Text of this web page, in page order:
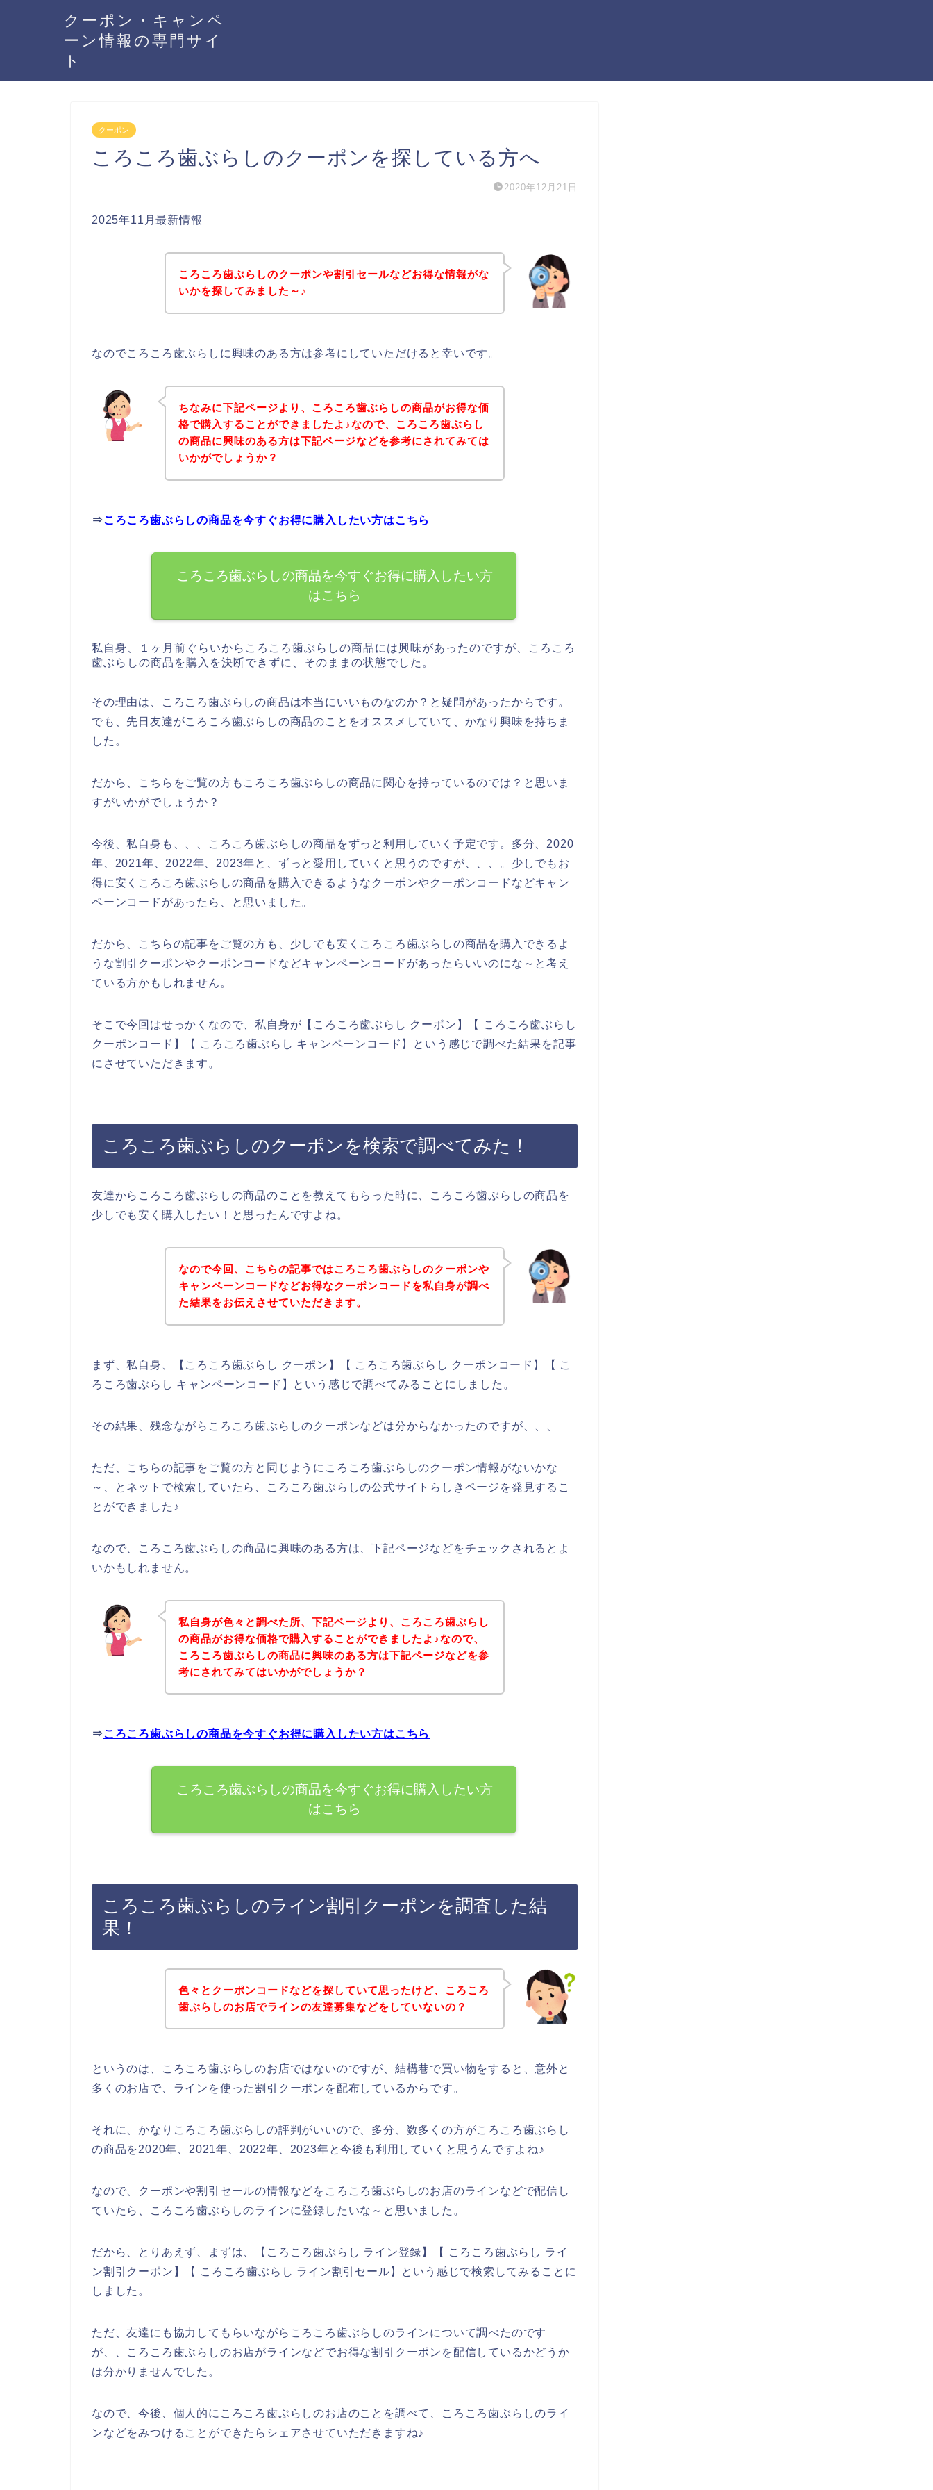
クーポン・キャンペ
ーン情報の専門サイ
ト
クーポン
ころころ歯ぶらしのクーポンを探している方へ
2020年12月21日
2025年11月最新情報
ころころ歯ぶらしのクーポンや割引セールなどお得な情報がな
いかを探してみました～♪
なのでころころ歯ぶらしに興味のある方は参考にしていただけると幸いです。
ちなみに下記ページより、ころころ歯ぶらしの商品がお得な価
格で購入することができましたよ♪なので、ころころ歯ぶらし
の商品に興味のある方は下記ページなどを参考にされてみては
いかがでしょうか？
⇒ころころ歯ぶらしの商品を今すぐお得に購入したい方はこちら
ころころ歯ぶらしの商品を今すぐお得に購入したい方
はこちら
私自身、１ヶ月前ぐらいからころころ歯ぶらしの商品には興味があったのですが、ころころ
歯ぶらしの商品を購入を決断できずに、そのままの状態でした。
その理由は、ころころ歯ぶらしの商品は本当にいいものなのか？と疑問があったからです。
でも、先日友達がころころ歯ぶらしの商品のことをオススメしていて、かなり興味を持ちま
した。
だから、こちらをご覧の方もころころ歯ぶらしの商品に関心を持っているのでは？と思いま
すがいかがでしょうか？
今後、私自身も、、、ころころ歯ぶらしの商品をずっと利用していく予定です。多分、2020
年、2021年、2022年、2023年と、ずっと愛用していくと思うのですが、、、。少しでもお
得に安くころころ歯ぶらしの商品を購入できるようなクーポンやクーポンコードなどキャン
ペーンコードがあったら、と思いました。
だから、こちらの記事をご覧の方も、少しでも安くころころ歯ぶらしの商品を購入できるよ
うな割引クーポンやクーポンコードなどキャンペーンコードがあったらいいのにな～と考え
ている方かもしれません。
そこで今回はせっかくなので、私自身が【ころころ歯ぶらし クーポン】【 ころころ歯ぶらし
クーポンコード】【 ころころ歯ぶらし キャンペーンコード】という感じで調べた結果を記事
にさせていただきます。
ころころ歯ぶらしのクーポンを検索で調べてみた！
友達からころころ歯ぶらしの商品のことを教えてもらった時に、ころころ歯ぶらしの商品を
少しでも安く購入したい！と思ったんですよね。
なので今回、こちらの記事ではころころ歯ぶらしのクーポンや
キャンペーンコードなどお得なクーポンコードを私自身が調べ
た結果をお伝えさせていただきます。
まず、私自身、【ころころ歯ぶらし クーポン】【 ころころ歯ぶらし クーポンコード】【 こ
ろころ歯ぶらし キャンペーンコード】という感じで調べてみることにしました。
その結果、残念ながらころころ歯ぶらしのクーポンなどは分からなかったのですが、、、
ただ、こちらの記事をご覧の方と同じようにころころ歯ぶらしのクーポン情報がないかな
～、とネットで検索していたら、ころころ歯ぶらしの公式サイトらしきページを発見するこ
とができました♪
なので、ころころ歯ぶらしの商品に興味のある方は、下記ページなどをチェックされるとよ
いかもしれません。
私自身が色々と調べた所、下記ページより、ころころ歯ぶらし
の商品がお得な価格で購入することができましたよ♪なので、
ころころ歯ぶらしの商品に興味のある方は下記ページなどを参
考にされてみてはいかがでしょうか？
⇒ころころ歯ぶらしの商品を今すぐお得に購入したい方はこちら
ころころ歯ぶらしの商品を今すぐお得に購入したい方
はこちら
ころころ歯ぶらしのライン割引クーポンを調査した結
果！
色々とクーポンコードなどを探していて思ったけど、ころころ
歯ぶらしのお店でラインの友達募集などをしていないの？
というのは、ころころ歯ぶらしのお店ではないのですが、結構巷で買い物をすると、意外と
多くのお店で、ラインを使った割引クーポンを配布しているからです。
それに、かなりころころ歯ぶらしの評判がいいので、多分、数多くの方がころころ歯ぶらし
の商品を2020年、2021年、2022年、2023年と今後も利用していくと思うんですよね♪
なので、クーポンや割引セールの情報などをころころ歯ぶらしのお店のラインなどで配信し
ていたら、ころころ歯ぶらしのラインに登録したいな～と思いました。
だから、とりあえず、まずは、【ころころ歯ぶらし ライン登録】【 ころころ歯ぶらし ライ
ン割引クーポン】【 ころころ歯ぶらし ライン割引セール】という感じで検索してみることに
しました。
ただ、友達にも協力してもらいながらころころ歯ぶらしのラインについて調べたのです
が、、ころころ歯ぶらしのお店がラインなどでお得な割引クーポンを配信しているかどうか
は分かりませんでした。
なので、今後、個人的にころころ歯ぶらしのお店のことを調べて、ころころ歯ぶらしのライ
ンなどをみつけることができたらシェアさせていただきますね♪